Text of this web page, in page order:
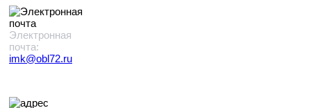
Электронная
почта:
imk@obl72.ru